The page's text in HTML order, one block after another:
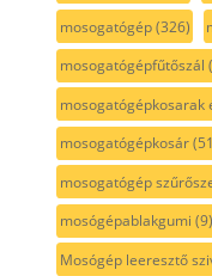
mosogatógép(326)
mosogatógépfűtőszál
mosogatógépkosarak
mosogatógépkosár
mosogatógép
mosógépablakgumi (9)
Mosógép leeresztő